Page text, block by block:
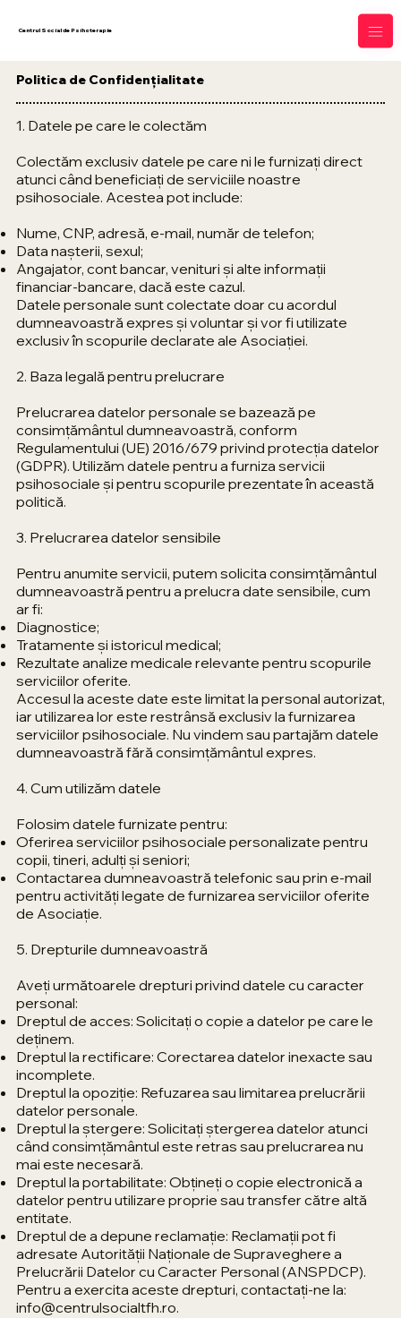
Centrul Social de Psihoterapie
Politica de Confidențialitate
1. Datele pe care le colectăm
Colectăm exclusiv datele pe care ni le furnizați direct
atunci când beneficiați de serviciile noastre
psihosociale. Acestea pot include:
Nume, CNP, adresă, e-mail, număr de telefon;
Data nașterii, sexul;
Angajator, cont bancar, venituri și alte informații
financiar-bancare, dacă este cazul.
Datele personale sunt colectate doar cu acordul
dumneavoastră expres și voluntar și vor fi utilizate
exclusiv în scopurile declarate ale Asociației.
2. Baza legală pentru prelucrare
Prelucrarea datelor personale se bazează pe
consimțământul dumneavoastră, conform
Regulamentului (UE) 2016/679 privind protecția datelor
(GDPR). Utilizăm datele pentru a furniza servicii
psihosociale și pentru scopurile prezentate în această
politică.
3. Prelucrarea datelor sensibile
Pentru anumite servicii, putem solicita consimțământul
dumneavoastră pentru a prelucra date sensibile, cum
ar fi:
Diagnostice;
Tratamente și istoricul medical;
Rezultate analize medicale relevante pentru scopurile
serviciilor oferite.
Accesul la aceste date este limitat la personal autorizat,
iar utilizarea lor este restrânsă exclusiv la furnizarea
serviciilor psihosociale. Nu vindem sau partajăm datele
dumneavoastră fără consimțământul expres.
4. Cum utilizăm datele
Folosim datele furnizate pentru:
Oferirea serviciilor psihosociale personalizate pentru
copii, tineri, adulți și seniori;
Contactarea dumneavoastră telefonic sau prin e-mail
pentru activități legate de furnizarea serviciilor oferite
de Asociație.
5. Drepturile dumneavoastră
Aveți următoarele drepturi privind datele cu caracter
personal:
Dreptul de acces: Solicitați o copie a datelor pe care le
deținem.
Dreptul la rectificare: Corectarea datelor inexacte sau
incomplete.
Dreptul la opoziție: Refuzarea sau limitarea prelucrării
datelor personale.
Dreptul la ștergere: Solicitați ștergerea datelor atunci
când consimțământul este retras sau prelucrarea nu
mai este necesară.
Dreptul la portabilitate: Obțineți o copie electronică a
datelor pentru utilizare proprie sau transfer către altă
entitate.
Dreptul de a depune reclamație: Reclamații pot fi
adresate Autorității Naționale de Supraveghere a
Prelucrării Datelor cu Caracter Personal (ANSPDCP).
Pentru a exercita aceste drepturi, contactați-ne la:
info@centrulsocialtfh.ro.